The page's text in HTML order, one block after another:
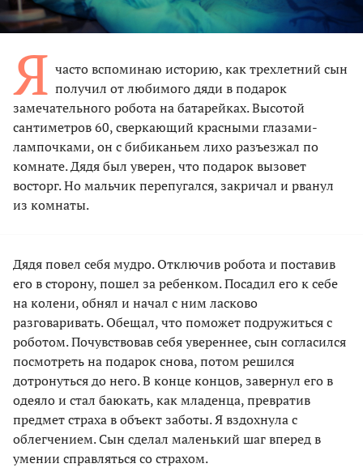
Я часто вспоминаю историю, как трехлетний сын
получил от любимого дяди в подарок
замечательного робота на батарейках. Высотой
сантиметров 60, сверкающий красными глазами-
лампочками, он с бибиканьем лихо разъезжал по
комнате. Дядя был уверен, что подарок вызовет
восторг. Но мальчик перепугался, закричал и рванул
из комнаты.
Дядя повел себя мудро. Отключив робота и поставив
его в сторону, пошел за ребенком. Посадил его к себе
на колени, обнял и начал с ним ласково
разговаривать. Обещал, что поможет подружиться с
роботом. Почувствовав себя увереннее, сын согласился
посмотреть на подарок снова, потом решился
дотронуться до него. В конце концов, завернул его в
одеяло и стал баюкать, как младенца, превратив
предмет страха в объект заботы. Я вздохнула с
облегчением. Сын сделал маленький шаг вперед в
умении справляться со страхом.